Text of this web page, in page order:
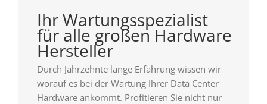
Ihr Wartungsspezialist
für alle großen Hardware
Hersteller
Durch Jahrzehnte lange Erfahrung wissen wir
worauf es bei der Wartung Ihrer Data Center
Hardware ankommt. Profitieren Sie nicht nur